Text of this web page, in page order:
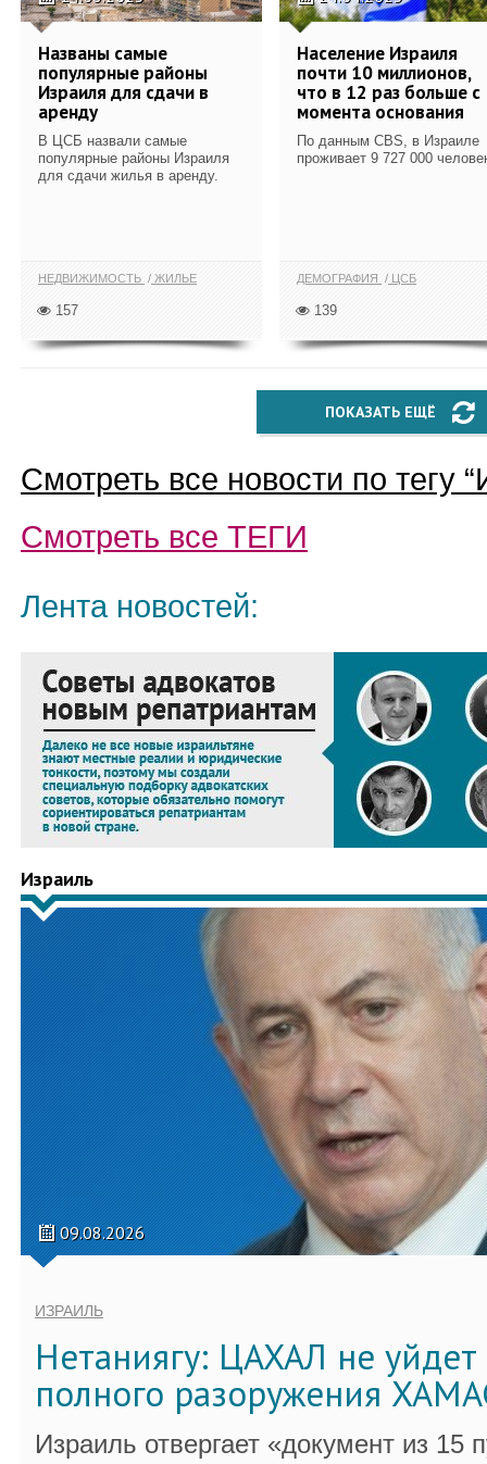
Названы самые
популярные районы
Израиля для сдачи в
аренду
В ЦСБ назвали самые
популярные районы Израиля
для сдачи жилья в аренду.
НЕДВИЖИМОСТЬ ЖИЛЬЕ
157
Население Израиля
почти 10 миллионов,
что в 12 раз больше с
момента основания
По данным CBS, в Израиле
проживает 9 727 000
ДЕМОГРАФИЯ ЦСБ
139
ПОКАЗАТЬ ЕЩЁ
Смотреть все новости по тегу “
Смотреть все ТЕГИ
Лента новостей:
Израиль
09.08.2026
ИЗРАИЛЬ
Нетаниягу: ЦАХАЛ не уйдет
полного разоружения
Израиль отвергает «документ из